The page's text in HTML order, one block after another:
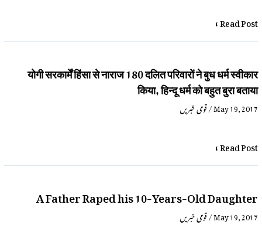
Read Post »
योगी सरकार्में हिंसा से नाराज 180 दलित परिवारों ने बुध धर्म स्वीकार
किया, हिन्दू धर्म को बहुत बुरा बताया
قومی خبریں/May 19, 2017
Read Post »
A Father Raped his 10-Years-Old Daughter
قومی خبریں/May 19, 2017